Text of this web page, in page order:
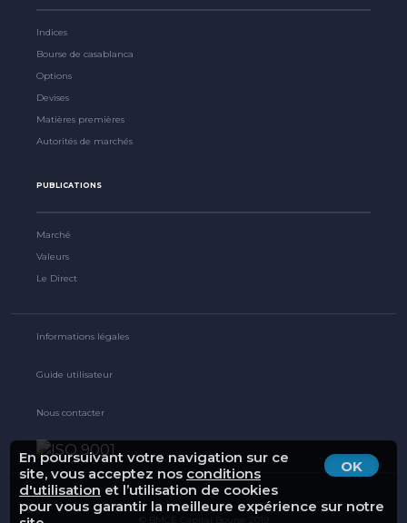
OK
En poursuivant votre navigation sur ce
site, vous acceptez nos conditions
d'utilisation et l’utilisation de cookies
pour vous garantir la meilleure expérience sur notre
Indices
Bourse de casablanca
Options
Devises
Matières premières
Autorités de marchés
PUBLICATIONS
Marché
Valeurs
Le Direct
Informations légales
Guide utilisateur
Nous contacter